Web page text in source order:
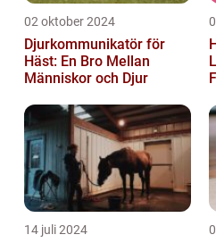
02 oktober 2024
Djurkommunikatör för
Häst: En Bro Mellan
Människor och Djur
14 juli 2024